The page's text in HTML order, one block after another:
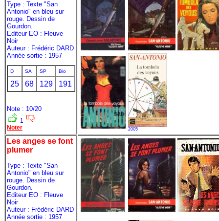
Type : Texte "San
Antonio" en bleu sur
rouge. Dessin de
Gourdon.
Editeur EO : Fleuve
Noir
Auteur : Frédéric DARD
Année sortie : 1957
D SA SP Bio
25 68 129 191
Note : 10/20
1
Noter
2005
Les anges se font
plumer
Type : Texte "San
Antonio" en bleu sur
rouge. Dessin de
Gourdon.
Editeur EO : Fleuve
Noir
Auteur : Frédéric DARD
Année sortie : 1957